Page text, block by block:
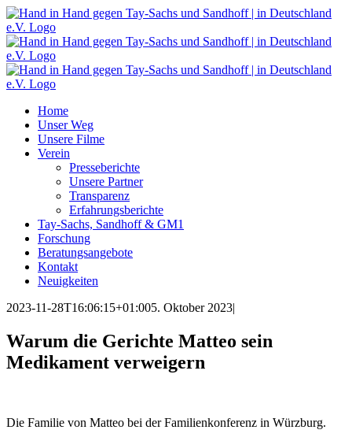
Zum
Inhalt
springen
Home
Unser Weg
Unsere Filme
Verein
Presseberichte
Unsere Partner
Transparenz
Erfahrungsberichte
Tay-Sachs, Sandhoff & GM1
Forschung
Beratungsangebote
Kontakt
Neuigkeiten
2023-11-28T16:06:15+01:005. Oktober 2023|
Warum die Gerichte Matteo sein
Medikament verweigern
Die Familie von Matteo bei der Familienkonferenz in Würzburg.